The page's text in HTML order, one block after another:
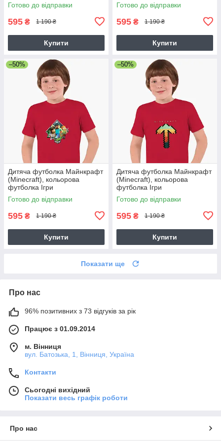
Готово до відправки
595 ₴ 1 190 ₴
Купити
Готово до відправки
595 ₴ 1 190 ₴
Купити
–50%
Дитяча футболка Майнкрафт
(Minecraft), кольорова
футболка Ігри
Готово до відправки
595 ₴ 1 190 ₴
Купити
–50%
Дитяча футболка Майнкрафт
(Minecraft), кольорова
футболка Ігри
Готово до відправки
595 ₴ 1 190 ₴
Купити
Показати ще
Про нас
96% позитивних з 73 відгуків за рік
Працює з 01.09.2014
м. Вінниця
вул. Батозька, 1, Вінниця, Україна
Контакти
Сьогодні вихідний
Показати весь графік роботи
Про нас